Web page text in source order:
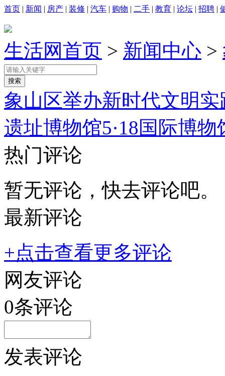
首页 | 新闻 | 房产 | 装修 | 汽车 | 购物 | 二手 | 教育 | 论坛 | 招聘 |
生活网首页 > 新闻中心 >
象山区举办新时代文明
遗址博物馆5·18国际博
热门评论
暂无评论，快去评论吧。
最新评论
+点击查看更多评论
网友评论
0条评论
发表评论